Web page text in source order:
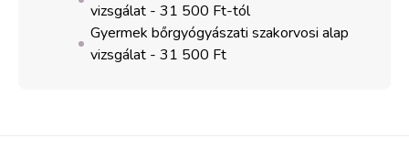
vizsgálat - 31 500 Ft-tól
Gyermek bőrgyógyászati szakorvosi alap
vizsgálat - 31 500 Ft